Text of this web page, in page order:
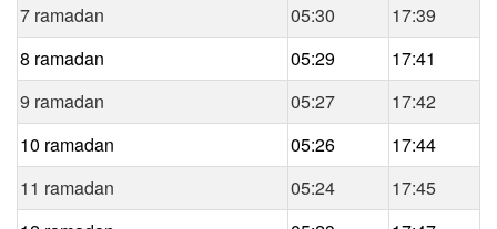
7 ramadan
05:30
17:39
8 ramadan
05:29
17:41
9 ramadan
05:27
17:42
10 ramadan
05:26
17:44
11 ramadan
05:24
17:45